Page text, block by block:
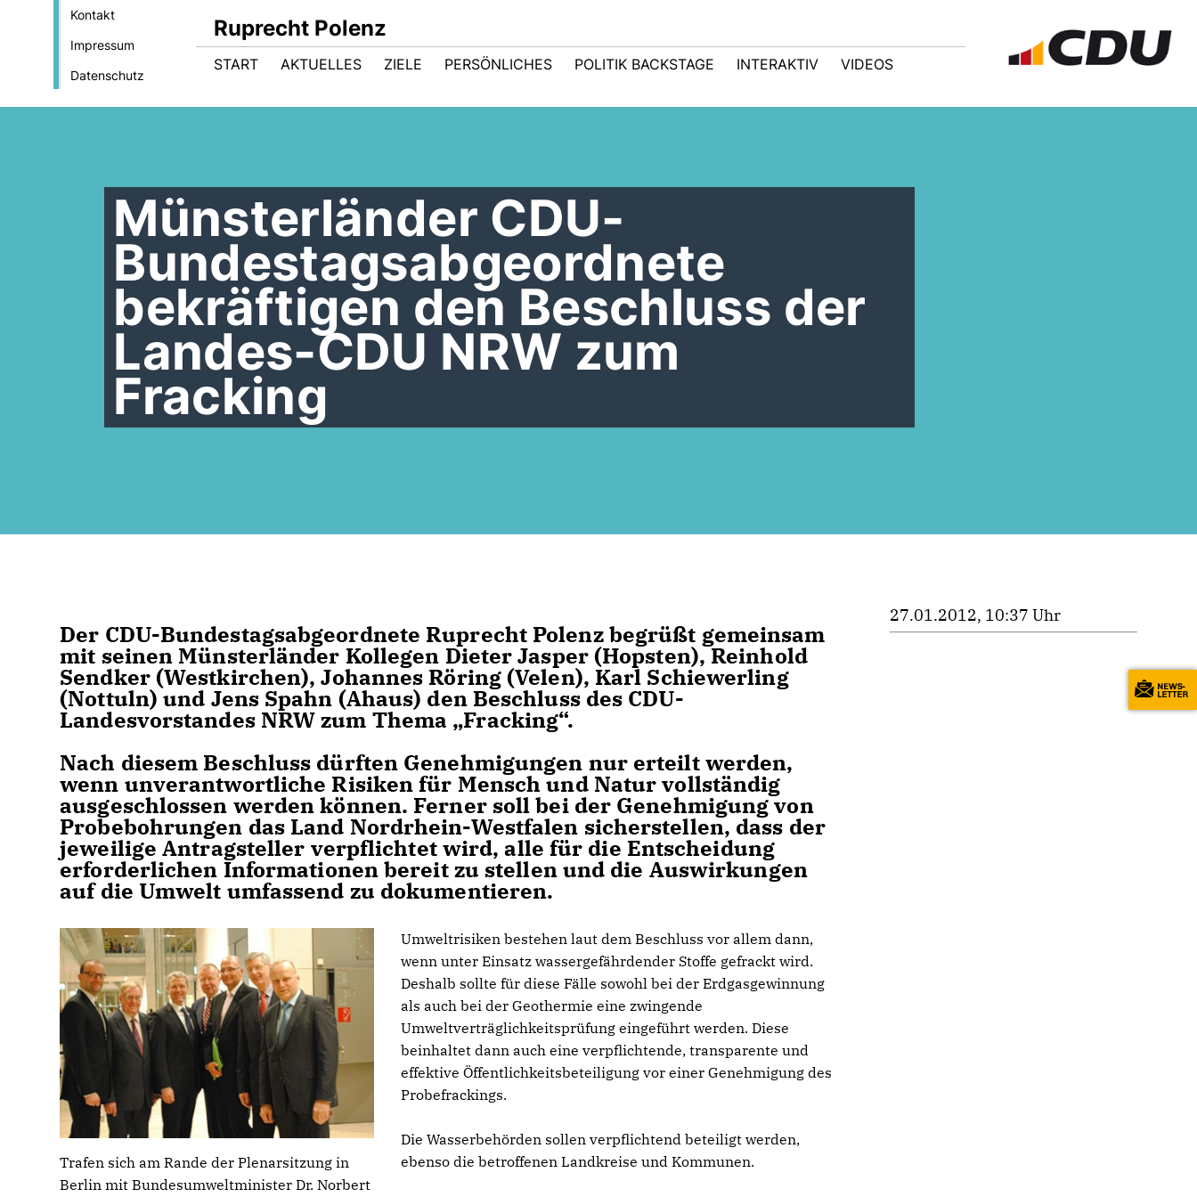
Kontakt
Impressum
Datenschutz
Ruprecht Polenz
START AKTUELLES ZIELE PERSÖNLICHES POLITIK BACKSTAGE INTERAKTIV VIDEOS
Münsterländer CDU-
Bundestagsabgeordnete
bekräftigen den Beschluss der
Landes-CDU NRW zum
Fracking
Der CDU-Bundestagsabgeordnete Ruprecht Polenz begrüßt gemeinsam
mit seinen Münsterländer Kollegen Dieter Jasper (Hopsten), Reinhold
Sendker (Westkirchen), Johannes Röring (Velen), Karl Schiewerling
(Nottuln) und Jens Spahn (Ahaus) den Beschluss des CDU-
Landesvorstandes NRW zum Thema „Fracking“.
Nach diesem Beschluss dürften Genehmigungen nur erteilt werden,
wenn unverantwortliche Risiken für Mensch und Natur vollständig
ausgeschlossen werden können. Ferner soll bei der Genehmigung von
Probebohrungen das Land Nordrhein-Westfalen sicherstellen, dass der
jeweilige Antragsteller verpflichtet wird, alle für die Entscheidung
erforderlichen Informationen bereit zu stellen und die Auswirkungen
auf die Umwelt umfassend zu dokumentieren.
Trafen sich am Rande der Plenarsitzung in
Berlin mit Bundesumweltminister Dr. Norbert
Umweltrisiken bestehen laut dem Beschluss vor allem dann,
wenn unter Einsatz wassergefährdender Stoffe gefrackt wird.
Deshalb sollte für diese Fälle sowohl bei der Erdgasgewinnung
als auch bei der Geothermie eine zwingende
Umweltverträglichkeitsprüfung eingeführt werden. Diese
beinhaltet dann auch eine verpflichtende, transparente und
effektive Öffentlichkeitsbeteiligung vor einer Genehmigung des
Probefrackings.
Die Wasserbehörden sollen verpflichtend beteiligt werden,
ebenso die betroffenen Landkreise und Kommunen.
27.01.2012, 10:37 Uhr